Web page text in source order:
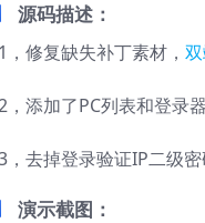
源码描述：
1，修复缺失补丁素材，
，添加了PC列表和登录
，去掉登录验证IP二级密
演示截图：